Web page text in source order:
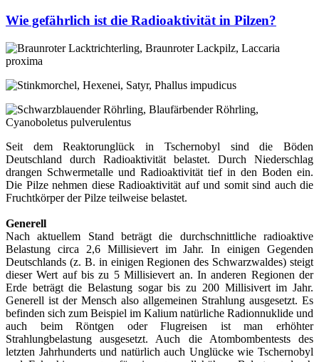
Wie gefährlich ist die Radioaktivität in Pilzen?
Seit dem Reaktorunglück in Tschernobyl sind die Böden
Deutschland durch Radioaktivität belastet. Durch Niederschlag
drangen Schwermetalle und Radioaktivität tief in den Boden ein.
Die Pilze nehmen diese Radioaktivität auf und somit sind auch die
Fruchtkörper der Pilze teilweise belastet.
Generell
Nach aktuellem Stand beträgt die durchschnittliche radioaktive
Belastung circa 2,6 Millisievert im Jahr. In einigen Gegenden
Deutschlands (z. B. in einigen Regionen des Schwarzwaldes) steigt
dieser Wert auf bis zu 5 Millisievert an. In anderen Regionen der
Erde beträgt die Belastung sogar bis zu 200 Millisivert im Jahr.
Generell ist der Mensch also allgemeinen Strahlung ausgesetzt. Es
befinden sich zum Beispiel im Kalium natürliche Radionnuklide und
auch beim Röntgen oder Flugreisen ist man erhöhter
Strahlungbelastung ausgesetzt. Auch die Atombombentests des
letzten Jahrhunderts und natürlich auch Unglücke wie Tschernobyl